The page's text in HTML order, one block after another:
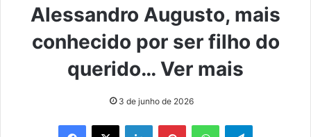
Alessandro Augusto, mais
conhecido por ser filho do
querido… Ver mais
3 de junho de 2026
Facebook
X LinkedinPinterestWhatsAppTelegram